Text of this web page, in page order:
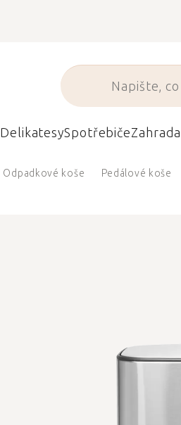
DelikatesySpotřebičeZahrada
Odpadkové koše Pedálové koše